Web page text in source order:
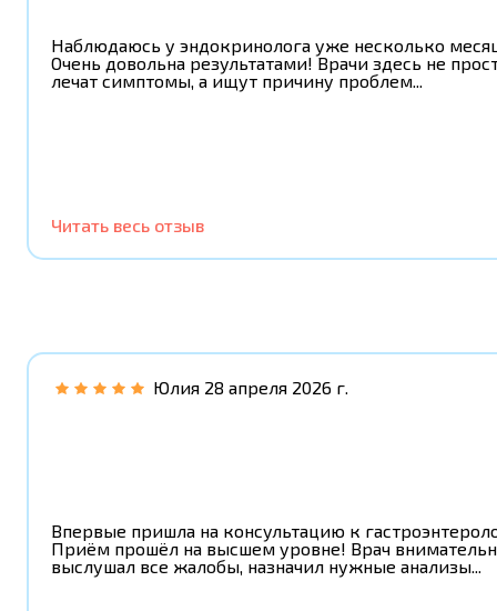
Наблюдаюсь у эндокринолога уже несколько
Очень довольна результатами! Врачи здесь не
лечат симптомы, а ищут причину проблем...
Читать весь отзыв
Юлия 28 апреля 2026 г.
Впервые пришла на консультацию к
Приём прошёл на высшем уровне! Врач
выслушал все жалобы, назначил нужные анализы...